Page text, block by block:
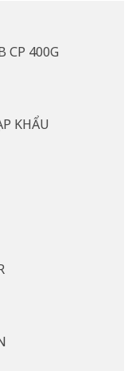
CP 400G
KHẨU